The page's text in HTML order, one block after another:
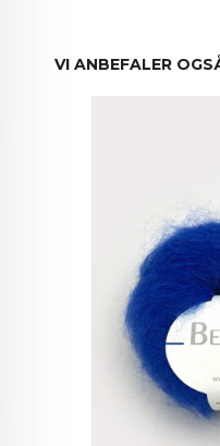
VI ANBEFALER